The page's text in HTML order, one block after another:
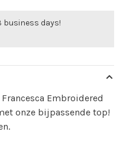
business days!
Francesca Embroidered
onze bijpassende top!